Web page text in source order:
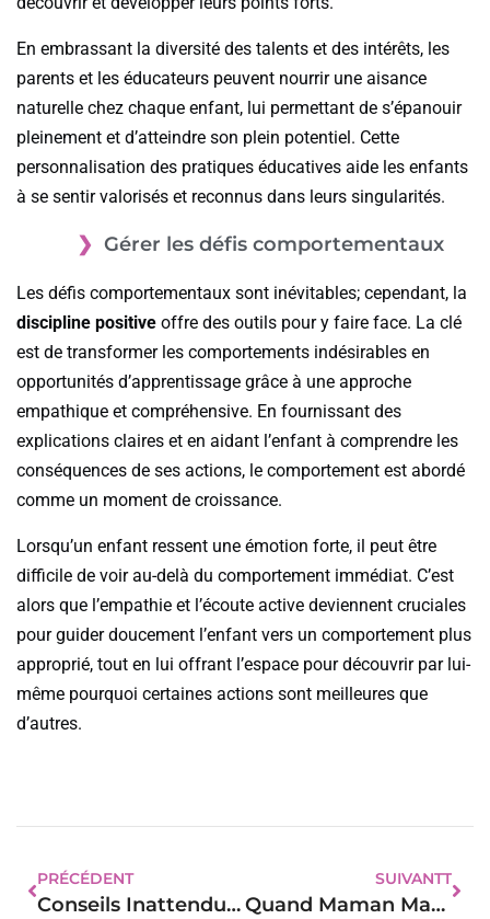
En embrassant la diversité des talents et des intérêts, les
parents et les éducateurs peuvent nourrir une aisance
naturelle chez chaque enfant, lui permettant de s’épanouir
pleinement et d’atteindre son plein potentiel. Cette
personnalisation des pratiques éducatives aide les enfants
à se sentir valorisés et reconnus dans leurs singularités.
Gérer les défis comportementaux
Les défis comportementaux sont inévitables; cependant, la
discipline positive offre des outils pour y faire face. La clé
est de transformer les comportements indésirables en
opportunités d’apprentissage grâce à une approche
empathique et compréhensive. En fournissant des
explications claires et en aidant l’enfant à comprendre les
conséquences de ses actions, le comportement est abordé
comme un moment de croissance.
Lorsqu’un enfant ressent une émotion forte, il peut être
difficile de voir au-delà du comportement immédiat. C’est
alors que l’empathie et l’écoute active deviennent cruciales
pour guider doucement l’enfant vers un comportement plus
approprié, tout en lui offrant l’espace pour découvrir par lui-
même pourquoi certaines actions sont meilleures que
d’autres.
PRÉCÉDENT
Conseils Inattendus Pour Nouveaux Parents : Devenez Experts En Un Rien De Temps !
SUIVANTT
Quand Maman Manque Trop : Comment Bébé Exprime Son Chagrin Et Son Amour